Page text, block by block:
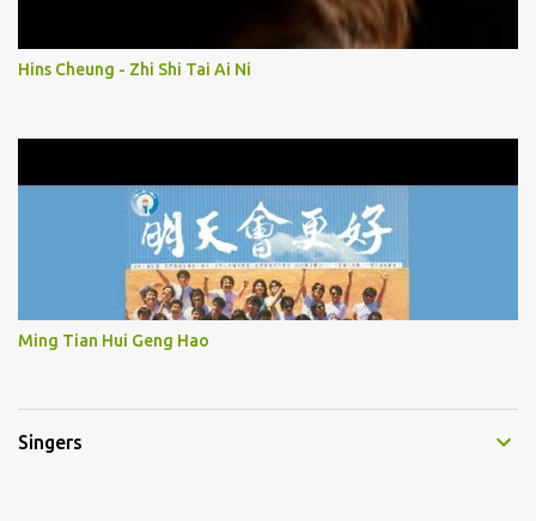
Hins Cheung - Zhi Shi Tai Ai Ni
Ming Tian Hui Geng Hao
Singers